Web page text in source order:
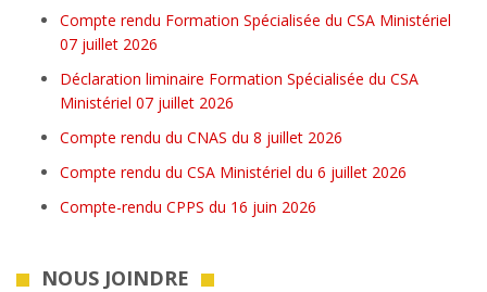
Compte rendu Formation Spécialisée du CSA Ministériel
07 juillet 2026
Déclaration liminaire Formation Spécialisée du CSA
Ministériel 07 juillet 2026
Compte rendu du CNAS du 8 juillet 2026
Compte rendu du CSA Ministériel du 6 juillet 2026
Compte-rendu CPPS du 16 juin 2026
NOUS JOINDRE